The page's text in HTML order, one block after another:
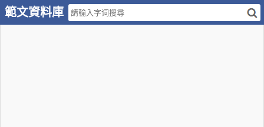
範文資料庫